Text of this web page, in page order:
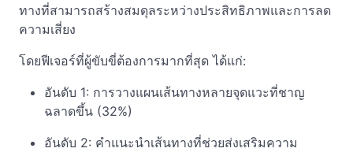
ทางที่สามารถสร้างสมดุลระหว่างประสิทธิภาพและการลด
ความเสี่ยง
โดยฟีเจอร์ที่ผู้ขับขี่ต้องการมากที่สุด ได้แก่:
อันดับ 1: การวางแผนเส้นทางหลายจุดแวะที่ชาญ
ฉลาดขึ้น (32%)
อันดับ 2: คำแนะนำเส้นทางที่ช่วยส่งเสริมความ